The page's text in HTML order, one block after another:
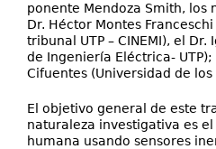
ponente Mendoza Smith, los
Dr. Héctor Montes
tribunal UTP – CINEMI), el
de Ingeniería Eléctrica-
Cifuentes (Universidad de
El objetivo general de este
naturaleza investigativa es
humana usando sensores